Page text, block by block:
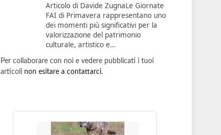
Articolo di Davide ZugnaLe Giornate
FAI di Primavera rappresentano uno
dei momenti più significativi per la
valorizzazione del patrimonio
culturale, artistico e…
Per collaborare con noi e vedere pubblicati i tuoi
articoli non esitare a contattarci.